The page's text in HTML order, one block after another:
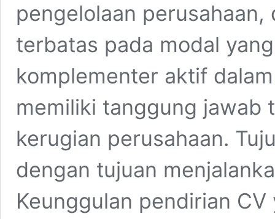
pengelolaan
terbatas pada modal
komplementer aktif
memiliki tanggung jawab
kerugian perusahaan.
dengan tujuan
Keunggulan pendirian